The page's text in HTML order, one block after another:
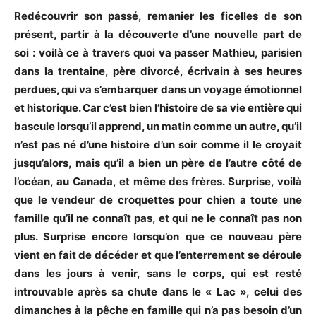
Redécouvrir son passé, remanier les ficelles de son
présent, partir à la découverte d’une nouvelle part de
soi : voilà ce à travers quoi va passer Mathieu, parisien
dans la trentaine, père divorcé, écrivain à ses heures
perdues, qui va s’embarquer dans un voyage émotionnel
et historique. Car c’est bien l’histoire de sa vie entière qui
bascule lorsqu’il apprend, un matin comme un autre, qu’il
n’est pas né d’une histoire d’un soir comme il le croyait
jusqu’alors, mais qu’il a bien un père de l’autre côté de
l’océan, au Canada, et même des frères. Surprise, voilà
que le vendeur de croquettes pour chien a toute une
famille qu’il ne connaît pas, et qui ne le connaît pas non
plus. Surprise encore lorsqu’on que ce nouveau père
vient en fait de décéder et que l’enterrement se déroule
dans les jours à venir, sans le corps, qui est resté
introuvable après sa chute dans le « Lac », celui des
dimanches à la pêche en famille qui n’a pas besoin d’un